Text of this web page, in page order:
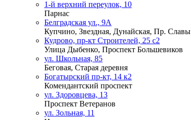
1-й верхний переулок, 10
Парнас
Белградская ул., 9А
Купчино, Звездная, Дунайская, Пр. Славы
Кудрово, пр-кт Строителей, 25 с2
Улица Дыбенко, Проспект Большевиков
ул. Школьная, 85
Беговая, Старая деревня
Богатырский пр-кт, 14 к2
Комендантский проспект
ул. Здоровцева, 13
Проспект Ветеранов
ул. Зольная, 11